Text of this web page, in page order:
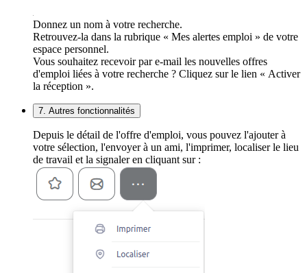
Donnez un nom à votre recherche.
Retrouvez-la dans la rubrique « Mes alertes emploi » de votre
espace personnel.
Vous souhaitez recevoir par e-mail les nouvelles offres
d'emploi liées à votre recherche ? Cliquez sur le lien « Activer
la réception ».
7. Autres fonctionnalités
Depuis le détail de l'offre d'emploi, vous pouvez l'ajouter à
votre sélection, l'envoyer à un ami, l'imprimer, localiser le lieu
de travail et la signaler en cliquant sur :